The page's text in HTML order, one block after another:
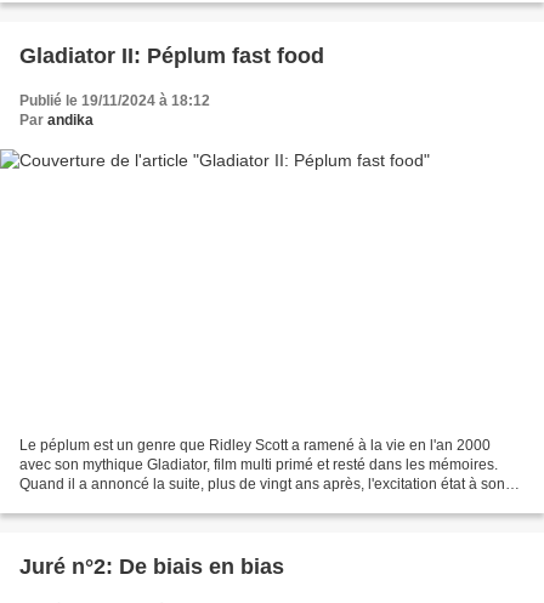
Gladiator II: Péplum fast food
Publié le 19/11/2024 à 18:12
Par andika
Le péplum est un genre que Ridley Scott a ramené à la vie en l'an 2000
avec son mythique Gladiator, film multi primé et resté dans les mémoires.
Quand il a annoncé la suite, plus de vingt ans après, l'excitation état à son
Juré n°2: De biais en bias